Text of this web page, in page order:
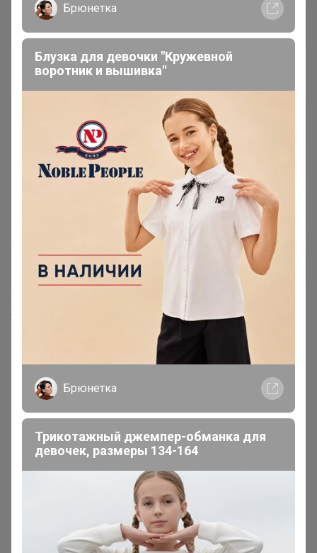
☂ * НОВИНКИ * - пробуем
первыми!
#ОТЛИВАНТЫ
☂ Арабские бренды. Отливанты
☂ ОТЛИВАНТЫ все прочие
марки
☂ KILIAN Отливанты
+ Ещё 7 каталогов
Хиты продаж
Attar Collection Fleur de
Выбор экспертов
От 780р
TOM FORD LOST CHERRY edp
Брюнетка
Блузка для девочки "Кружевной
воротник и вышивка"
Брюнетка
Трикотажный джемпер-обманка для
девочек, размеры 134-164